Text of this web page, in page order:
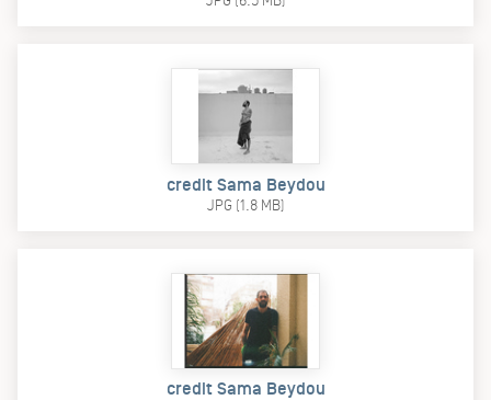
credit Sama Beydou
JPG (1.8 MB)
credit Sama Beydou